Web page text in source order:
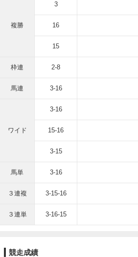
複勝
3
16
15
枠連 2-8
馬連 3-16
ワイド
3-16
15-16
3-15
馬単 3-16
３連複 3-15-16
３連単 3-16-15
競走成績